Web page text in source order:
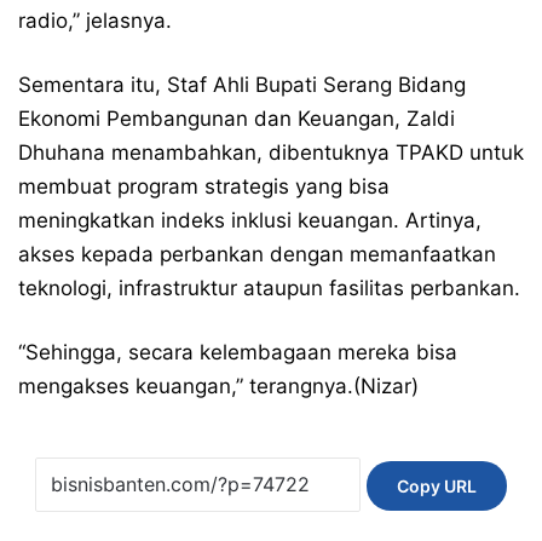
radio,” jelasnya.
Sementara itu, Staf Ahli Bupati Serang Bidang
Ekonomi Pembangunan dan Keuangan, Zaldi
Dhuhana menambahkan, dibentuknya TPAKD untuk
membuat program strategis yang bisa
meningkatkan indeks inklusi keuangan. Artinya,
akses kepada perbankan dengan memanfaatkan
teknologi, infrastruktur ataupun fasilitas perbankan.
“Sehingga, secara kelembagaan mereka bisa
mengakses keuangan,” terangnya.(Nizar)
Copy URL